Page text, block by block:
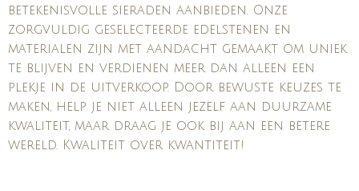
betekenisvolle sieraden aanbieden. Onze
zorgvuldig geselecteerde edelstenen en
materialen zijn met aandacht gemaakt om uniek
te blijven en verdienen meer dan alleen een
plekje in de uitverkoop. Door bewuste keuzes te
maken, help je niet alleen jezelf aan duurzame
kwaliteit, maar draag je ook bij aan een betere
wereld. Kwaliteit over kwantiteit!